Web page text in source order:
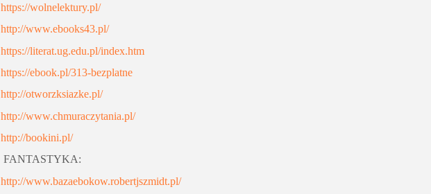
https://wolnelektury.pl/
http://www.ebooks43.pl/
https://literat.ug.edu.pl/index.htm
https://ebook.pl/313-bezplatne
http://otworzksiazke.pl/
http://www.chmuraczytania.pl/
http://bookini.pl/
FANTASTYKA:
http://www.bazaebokow.robertjszmidt.pl/